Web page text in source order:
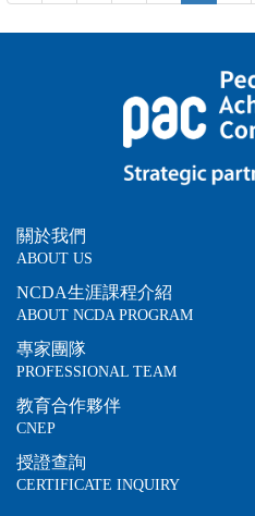
關於我們
ABOUT US
NCDA生涯課程介紹
ABOUT NCDA PROGRAM
專家團隊
PROFESSIONAL TEAM
教育合作夥伴
CNEP
授證查詢
CERTIFICATE INQUIRY